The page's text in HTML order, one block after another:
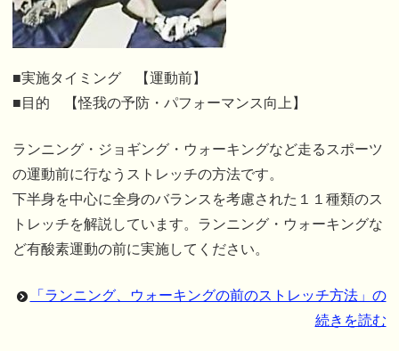
■実施タイミング 【運動前】
■目的 【怪我の予防・パフォーマンス向上】
ランニング・ジョギング・ウォーキングなど走るスポーツ
の運動前に行なうストレッチの方法です。
下半身を中心に全身のバランスを考慮された１１種類のス
トレッチを解説しています。ランニング・ウォーキングな
ど有酸素運動の前に実施してください。
「ランニング、ウォーキングの前のストレッチ方法」の
続きを読む